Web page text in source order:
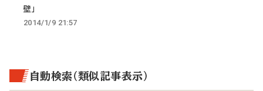
壁」
2014/1/9 21:57
自動検索（類似記事表示）